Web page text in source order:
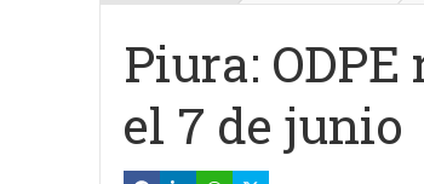
Piura:
el 7 de junio